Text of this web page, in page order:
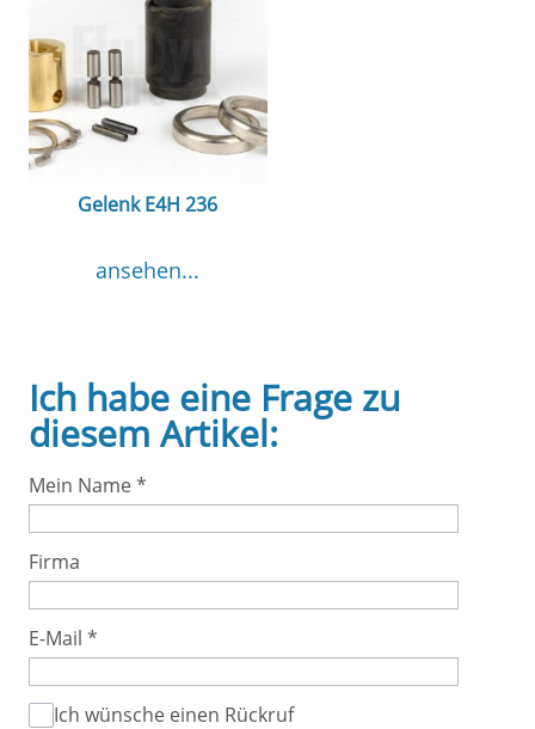
Gelenk E4H 236
ansehen...
Ich habe eine Frage zu
diesem Artikel:
Mein Name*
Firma
E-Mail *
Ich wünsche einen Rückruf